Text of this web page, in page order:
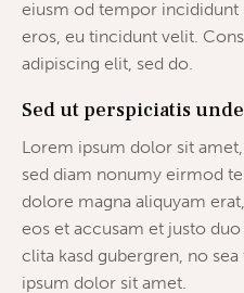
eiusm od tempor incididunt
eros, eu tincidunt velit.
adipiscing elit, sed do.
Sed ut perspiciatis
Lorem ipsum dolor sit
sed diam nonumy eirmod
dolore magna aliquyam
eos et accusam et justo
clita kasd gubergren, no
ipsum dolor sit amet.